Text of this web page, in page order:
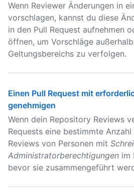
Wenn Reviewer Änderungen in
vorschlagen, kannst du diese
in den Pull Request aufnehmen
öffnen, um Vorschläge
Geltungsbereichs zu verfolgen.
Einen Pull Request mit
genehmigen
Wenn dein Repository Reviews
Requests eine bestimmte
Reviews von Personen mit
Administratorberechtigungen im
bevor sie zusammengeführt